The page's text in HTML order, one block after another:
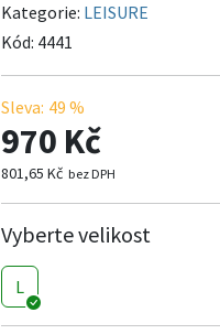
Kategorie: LEISURE
Kód: 4441
Sleva: 49 %
970 Kč
801,65 Kč bez DPH
Vyberte velikost
L